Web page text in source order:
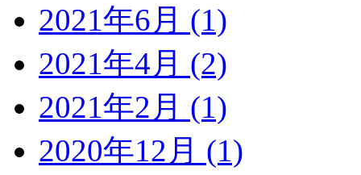
2021年6月 (1)
2021年4月 (2)
2021年2月 (1)
2020年12月 (1)